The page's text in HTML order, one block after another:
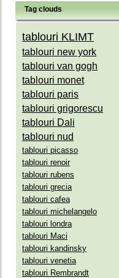
Tag clouds
tablouri KLIMT
tablouri new york
tablouri van gogh
tablouri monet
tablouri paris
tablouri grigorescu
tablouri Dali
tablouri nud
tablouri picasso
tablouri renoir
tablouri rubens
tablouri grecia
tablouri cafea
tablouri michelangelo
tablouri londra
tablouri Maci
tablouri kandinsky
tablouri venetia
tablouri Rembrandt